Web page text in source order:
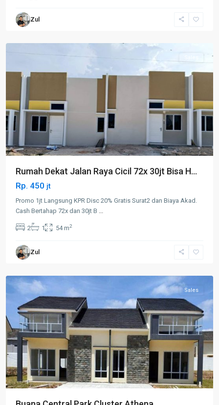
Zul
Rumah Dekat Jalan Raya Cicil 72x 30jt Bisa H...
Rp. 450 jt
Promo 1jt Langsung KPR Disc 20% Gratis Surat2 dan Biaya Akad.
Cash Bertahap 72x dan 30jt B ...
2 1 54 m2
Zul
Muka
Sales